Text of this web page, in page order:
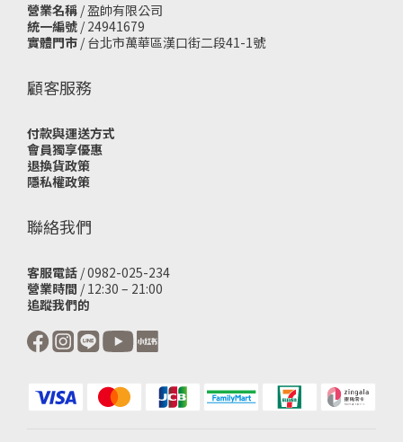
營業名稱 / 盈帥有限公司
統一編號 / 24941679
實體門市 / 台北市萬華區漢口街二段41-1號
顧客服務
付款與運送方式
會員獨享優惠
退換貨政策
隱私權政策
聯絡我們
客服電話 / 0982-025-234
營業時間 / 12:30 – 21:00
追蹤我們的